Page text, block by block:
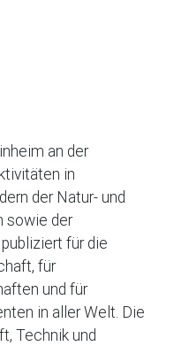
an der
in
der Natur- und
sowie der
für die
für
und für
in aller Welt. Die
Technik und